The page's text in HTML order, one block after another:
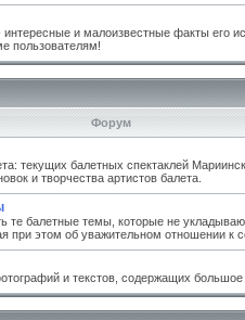
и малоизвестные факты его
пользователям!
Форум
текущих балетных спектаклей
и творчества артистов балета.
те балетные темы, которые не
при этом об уважительном отношении к
и текстов, содержащих